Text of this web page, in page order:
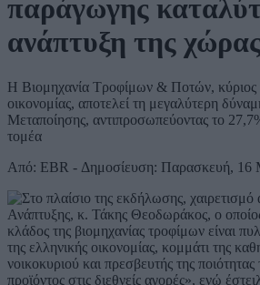
παράγωγης
ανάπτυξη της
Η Βιομηχανία Τροφίμων & Ποτών, κύριος
οικονομίας, αποτελεί τη μεγαλύτερη
Μεταποίησης, αντιπροσωπεύοντας το
τομέα
Από: EBR - Δημοσίευση: Παρασκευή, 16